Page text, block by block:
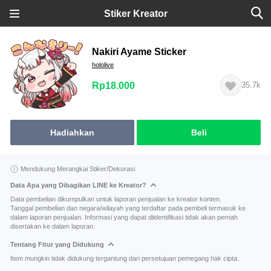
Stiker Kreator
Nakiri Ayame Sticker
hololive
Rp18.000 35.7k
Hadiahkan Beli
Mendukung Merangkai Stiker/Dekorasi
Data Apa yang Dibagikan LINE ke Kreator?
Data pembelian dikumpulkan untuk laporan penjualan ke kreator konten.
Tanggal pembelian dan negara/wilayah yang terdaftar pada pembeli termasuk ke
dalam laporan penjualan. Informasi yang dapat diidentifikasi tidak akan pernah
disertakan ke dalam laporan.
Tentang Fitur yang Didukung
Item mungkin tidak didukung tergantung dari persetujuan pemegang hak cipta.